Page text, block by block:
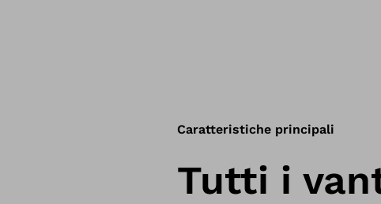
Caratteristiche principali
Tutti i